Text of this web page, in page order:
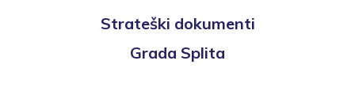
Strateški dokumenti
Grada Splita